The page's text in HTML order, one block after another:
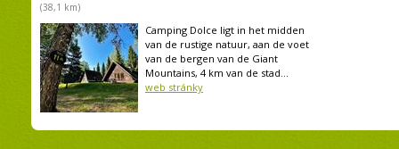
(38,1 km)
Camping Dolce ligt in het midden
van de rustige natuur, aan de voet
van de bergen van de Giant
Mountains, 4 km van de stad...
web stránky